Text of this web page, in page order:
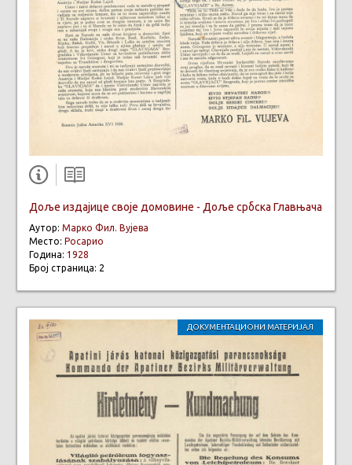
Доље издајице своје домовине - Доље србска Главњача
Аутор: Марко Фил. Вујева
Место: Росарио
Година: 1928
Број страница: 2
ДОКУМЕНТАЦИОНИ МАТЕРИЈАЛ